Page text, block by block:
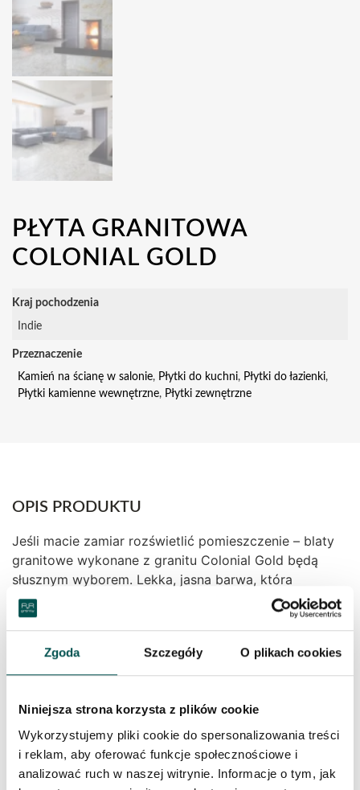
Zgoda Szczegóły O plikach cookies
Niniejsza strona korzysta z plików cookie
Wykorzystujemy pliki cookie do spersonalizowania treści
i reklam, aby oferować funkcje społecznościowe i
analizować ruch w naszej witrynie. Informacje o tym, jak
PŁYTA GRANITOWA
COLONIAL GOLD
Kraj pochodzenia
Indie
Przeznaczenie
Kamień na ścianę w salonie, Płytki do kuchni, Płytki do łazienki,
Płytki kamienne wewnętrzne, Płytki zewnętrzne
OPIS PRODUKTU
Jeśli macie zamiar rozświetlić pomieszczenie – blaty
granitowe wykonane z granitu Colonial Gold będą
słusznym wyborem. Lekka, jasna barwa, która
zarazem rozświetla się przepięknie przy dziennym
świetle – zawsze poprawi nam humor. Parapety
materiału. Kompozycja blaty granitowe – parapety
granitowe, da fajny, zaskakujący efekt końcowy.
i łazience. Nasz wymarzony ogród zimowy cudownie
zaprezentuje się, gdy na podłodze położone zostaną
płytki granitowe.